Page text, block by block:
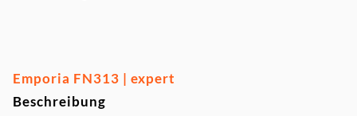
Emporia FN313 | expert
Beschreibung